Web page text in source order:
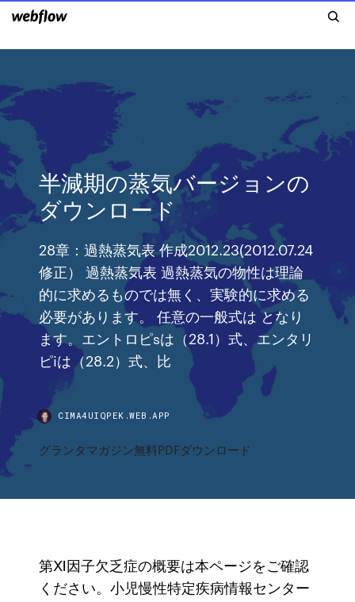
半減期の蒸気バージョンの
ダウンロード
28章：過熱蒸気表 作成2012.23(2012.07.24
修正） 過熱蒸気表 過熱蒸気の物性は理論
的に求めるものでは無く、実験的に求める
必要があります。 任意の一般式は となり
ます。エントロピsは（28.1）式、エンタリ
ピiは（28.2）式、比
CIMA4UIQPEK.WEB.APP
グランタマガジン無料PDFダウンロード
第Ⅺ因子欠乏症の概要は本ページをご確認
ください。小児慢性特定疾病情報センター